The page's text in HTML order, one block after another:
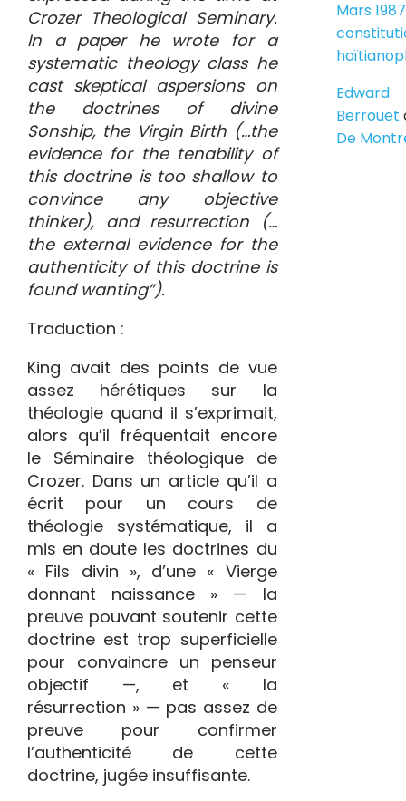
Crozer Theological Seminary.
In a paper he wrote for a
systematic theology class he
cast skeptical aspersions on
the doctrines of divine
Sonship, the Virgin Birth (…the
evidence for the tenability of
this doctrine is too shallow to
convince any objective
thinker), and resurrection (…
the external evidence for the
authenticity of this doctrine is
found wanting”).
Traduction :
King avait des points de vue
assez hérétiques sur la
théologie quand il s’exprimait,
alors qu’il fréquentait encore
le Séminaire théologique de
Crozer. Dans un article qu’il a
écrit pour un cours de
théologie systématique, il a
mis en doute les doctrines du
« Fils divin », d’une « Vierge
donnant naissance » — la
preuve pouvant soutenir cette
doctrine est trop superficielle
pour convaincre un penseur
objectif —, et « la
résurrection » — pas assez de
preuve pour confirmer
l’authenticité de cette
doctrine, jugée insuffisante.
Mars
Edward
Berrouet
De